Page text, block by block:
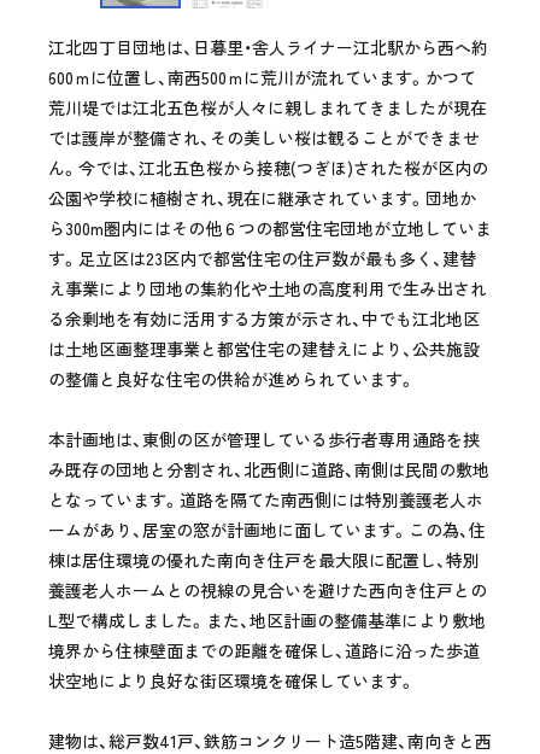
江北四丁目団地は、日暮里・舎人ライナー江北駅から西へ約
600ｍに位置し、南西500ｍに荒川が流れています。かつて
荒川堤では江北五色桜が人々に親しまれてきましたが現在
では護岸が整備され、その美しい桜は観ることができませ
ん。今では、江北五色桜から接穂(つぎほ)された桜が区内の
公園や学校に植樹され、現在に継承されています。団地か
ら300m圏内にはその他６つの都営住宅団地が立地していま
す。足立区は23区内で都営住宅の住戸数が最も多く、建替
え事業により団地の集約化や土地の高度利用で生み出され
る余剰地を有効に活用する方策が示され、中でも江北地区
は土地区画整理事業と都営住宅の建替えにより、公共施設
の整備と良好な住宅の供給が進められています。
本計画地は、東側の区が管理している歩行者専用通路を挟
み既存の団地と分割され、北西側に道路、南側は民間の敷地
となっています。道路を隔てた南西側には特別養護老人ホ
ームがあり、居室の窓が計画地に面しています。この為、住
棟は居住環境の優れた南向き住戸を最大限に配置し、特別
養護老人ホームとの視線の見合いを避けた西向き住戸との
L型で構成しました。また、地区計画の整備基準により敷地
境界から住棟壁面までの距離を確保し、道路に沿った歩道
状空地により良好な街区環境を確保しています。
建物は、総戸数41戸、鉄筋コンクリート造5階建、南向きと西